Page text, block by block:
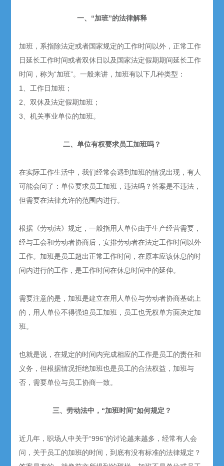
一、“加班”的法律解释
加班，系指除法定或者国家规定的工作时间以外，正常工作
日延长工作时间或者双休日以及国家法定假期期间延长工作
时间，称为“加班”。一般来讲，加班有以下几种类型：
1、工作日加班；
2、双休及法定假期加班；
3、机关事业单位的加班。
二、单位有权要求员工加班吗？
在实际工作生活中，我们经常会遇到加班的情况出现，有人
可能会问了：单位要求员工加班，违法吗？答案是不违法，
但需要在法律允许的范围内进行。
根据《劳动法》规定，一般指用人单位由于生产经营需要，
经与工会和劳动者协商后，安排劳动者在法定工作时间以外
工作。加班是员工超出正常工作时间，在原本应该休息的时
间内进行的工作，是工作时间在休息时间中的延伸。
需要注意的是，加班是建立在用人单位与劳动者协商基础上
的，用人单位不得强迫员工加班，员工也无权单方面决定加
班。
也就是说，在规定的时间内完成相应的工作是员工的责任和
义务，但根据情况拒绝加班也是员工的合法权益，加班与
否，需要单位与员工协商一致。
三、劳动法中，“加班时间”如何规定？
近几年，职场人中关于“996”的讨论越来越多，经常有人会
问，关于员工的加班的时间，到底有没有标准的法律规定？